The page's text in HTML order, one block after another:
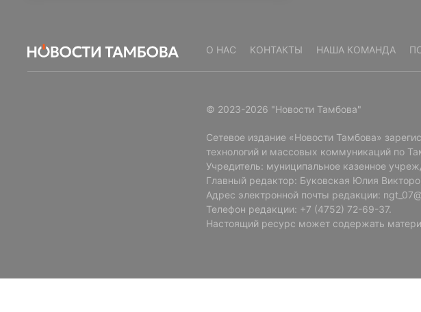
О НАС КОНТАКТЫ НАША КОМАНДА
© 2023-2026 "Новости Тамбова"
Сетевое издание «Новости Тамбова»
технологий и массовых коммуникаций по
Учредитель: муниципальное казенное
Главный редактор: Буковская Юлия
Адрес электронной почты редакции:
Телефон редакции: +7 (4752) 72-69-37.
Настоящий ресурс может содержать